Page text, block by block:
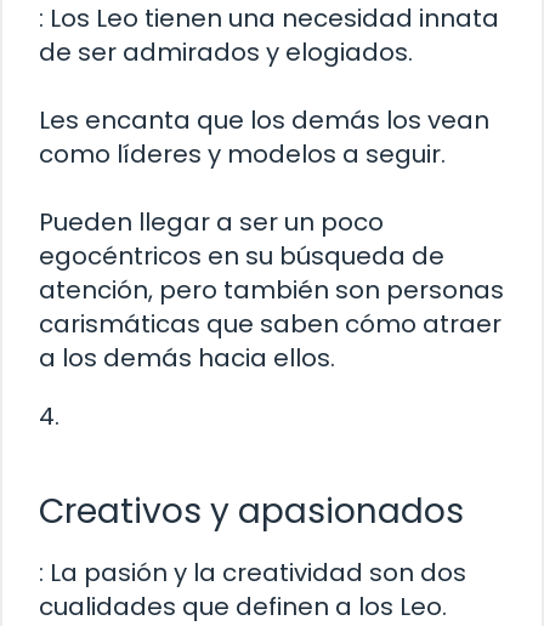
: Los Leo tienen una necesidad innata
de ser admirados y elogiados.
Les encanta que los demás los vean
como líderes y modelos a seguir.
Pueden llegar a ser un poco
egocéntricos en su búsqueda de
atención, pero también son personas
carismáticas que saben cómo atraer
a los demás hacia ellos.
4.
Creativos y apasionados
: La pasión y la creatividad son dos
cualidades que definen a los Leo.